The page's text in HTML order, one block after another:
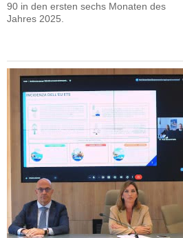
90 in den ersten sechs Monaten des
Jahres 2025.